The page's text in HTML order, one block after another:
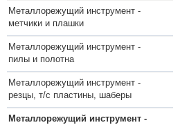
Металлорежущий инструмент -
метчики и плашки
Металлорежущий инструмент -
пилы и полотна
Металлорежущий инструмент -
резцы, т/с пластины, шаберы
Металлорежущий инструмент -